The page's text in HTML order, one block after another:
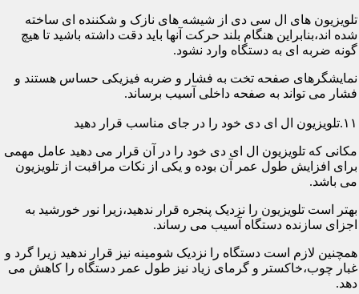
تلویزیون های ال سی دی از شیشه های نازک و شکننده ای ساخته
شده اند،بنابراین هنگام بلند حرکت آنها باید دقت داشته باشید تا هیچ
گونه ضربه ای به دستگاه وارد نشود.
نمایشگرهای صفحه تخت به فشار و ضربه فیزیکی حساس هستند و
فشار می تواند به صفحه داخلی آسیب برساند.
۱۱.تلویزیون ال ای دی خود را در جای مناسب قرار دهید
مکانی که تلویزیون ال ای دی خود را در آن قرار می دهید عامل مهمی
برای افزایش طول عمر آن بوده و یکی از نکات مراقبت از تلویزیون
می باشد.
بهتر است تلویزیون را نزدیک پنجره قرار ندهید،زیرا نور خورشید به
اجزای سازنده دستگاه آسیب می رساند.
همچنین لازم است دستگاه را نزدیک شومینه نیز قرار ندهید زیرا گرد و
غبار چوب،خاکستر و گرمای زیاد نیز طول عمر دستگاه را کاهش می
دهد.